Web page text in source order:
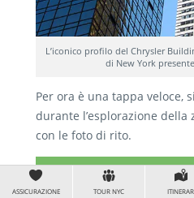
L’iconico profilo del Chrysler
di New York
Per ora è una tappa veloce,
durante l’esplorazione della
con le foto di rito.
Approfondimento sul
ASSICURAZIONE TOUR NYC